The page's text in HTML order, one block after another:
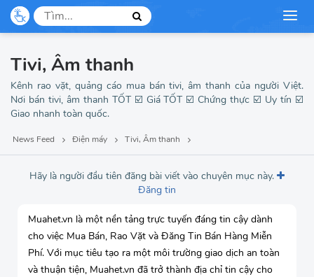
Tivi, Âm thanh
Kênh rao vặt, quảng cáo mua bán tivi, âm thanh của người Việt.
Nơi bán tivi, âm thanh TỐT ☑️ Giá TỐT ☑️ Chứng thực ☑️ Uy tín ☑️
Giao nhanh toàn quốc.
News Feed Điện máy Tivi, Âm thanh
Hãy là người đầu tiên đăng bài viết vào chuyên mục này.
Đăng tin
Muahet.vn là một nền tảng trực tuyến đáng tin cậy dành
cho việc Mua Bán, Rao Vặt và Đăng Tin Bán Hàng Miễn
Phí. Với mục tiêu tạo ra một môi trường giao dịch an toàn
và thuận tiện, Muahet.vn đã trở thành địa chỉ tin cậy cho